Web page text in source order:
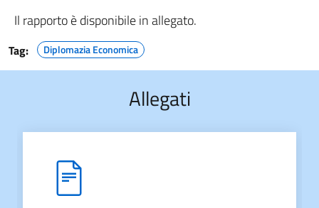
Il rapporto è disponibile in allegato.
Tag: Diplomazia Economica
Allegati